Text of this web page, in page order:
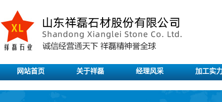
网站首页 关于祥磊 经理风采 加工实